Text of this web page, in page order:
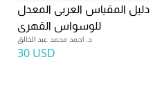
دليل المقياس العربى المعدل
للوسواس القهرى
د. احمد محمد عبد الخالق
30 USD